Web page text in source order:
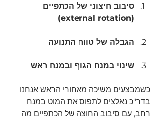
סיבוב חיצוני של הכתפיים
(external rotation)
הגבלה של טווח התנועה
שינוי במנח הגוף ובמנח ראש
כשמבצעים משיכה מאחורי הראש אנחנו
בדר"כ נאלצים לתפוס את המוט במנח
רחב, עם סיבוב החוצה של הכתפיים מה